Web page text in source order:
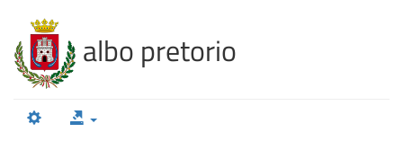
albo pretorio